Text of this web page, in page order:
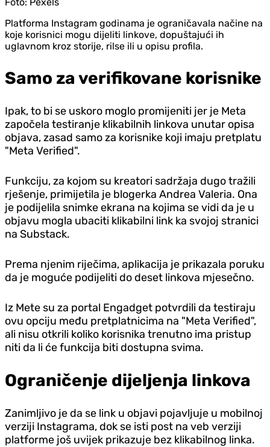
Platforma Instagram godinama je ograničavala načine na
koje korisnici mogu dijeliti linkove, dopuštajući ih
uglavnom kroz storije, rilse ili u opisu profila.
Samo za verifikovane korisnike
Ipak, to bi se uskoro moglo promijeniti jer je Meta
započela testiranje klikabilnih linkova unutar opisa
objava, zasad samo za korisnike koji imaju pretplatu
"Meta Verified".
Funkciju, za kojom su kreatori sadržaja dugo tražili
rješenje, primijetila je blogerka Andrea Valeria. Ona
je podijelila snimke ekrana na kojima se vidi da je u
objavu mogla ubaciti klikabilni link ka svojoj stranici
na Substack.
Prema njenim riječima, aplikacija je prikazala poruku
da je moguće podijeliti do deset linkova mjesečno.
Iz Mete su za portal Engadget potvrdili da testiraju
ovu opciju među pretplatnicima na "Meta Verified",
ali nisu otkrili koliko korisnika trenutno ima pristup
niti da li će funkcija biti dostupna svima.
Ograničenje dijeljenja linkova
Zanimljivo je da se link u objavi pojavljuje u mobilnoj
verziji Instagrama, dok se isti post na veb verziji
platforme još uvijek prikazuje bez klikabilnog linka.